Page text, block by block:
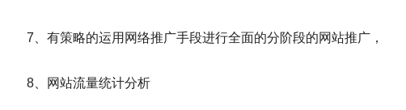
7、有策略的运用网络推广手段进行全面的分阶段的网站推广，
8、网站流量统计分析